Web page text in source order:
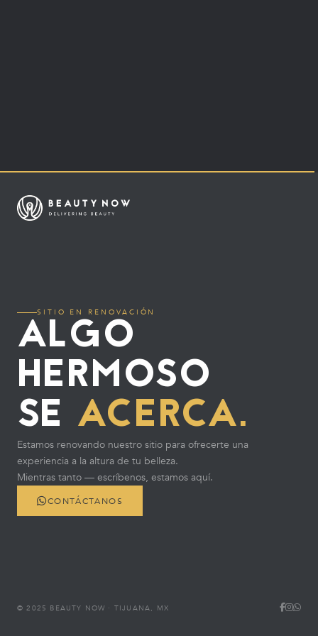
SITIO EN RENOVACIÓN
ALGO
HERMOSO
SE ACERCA.
Estamos renovando nuestro sitio para ofrecerte una
experiencia a la altura de tu belleza.
Mientras tanto — escríbenos, estamos aquí.
CONTÁCTANOS
© 2025 BEAUTY NOW · TIJUANA, MX